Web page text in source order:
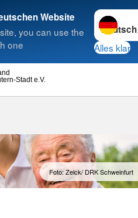
Website
you can use the
one
Sprache
Alles klar
Stadt e.V.
Suche
Foto: Zelck/ DRK Schweinfurt